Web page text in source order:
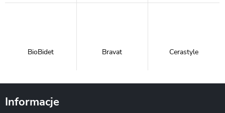
BioBidet Bravat Cerastyle
Informacje